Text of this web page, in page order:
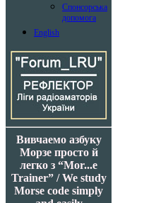
Спонсорська
допомога
English
Вивчаемо азбуку
Морзе просто й
легко з “Mor...e
Trainer” / We study
Morse code simply